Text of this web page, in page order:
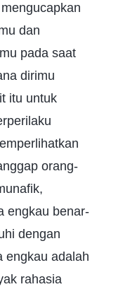
dan
pada saat
dirimu
itu untuk
orang-
engkau benar-
dengan
engkau adalah
rahasia